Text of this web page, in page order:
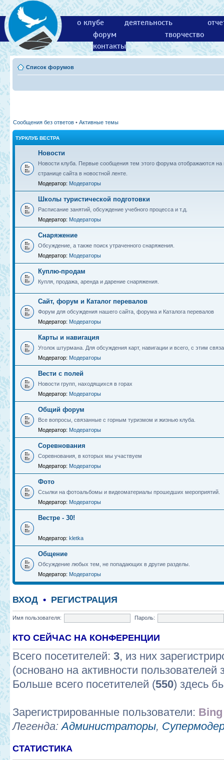
о клубе деятельность
форум
творчество
контакты
Список форумов
Сообщения без ответов • Активные темы
ТУРКЛУБ ВЕСТРА
Новости
Новости клуба. Первые сообщения тем этого форума отображаются на
странице сайта в новостной ленте.
Модератор: Модераторы
Школы туристической подготовки
Расписание занятий, обсуждение учебного процесса и т.д.
Модератор: Модераторы
Снаряжение
Обсуждение, а также поиск утраченного снаряжения.
Модератор: Модераторы
Куплю-продам
Купля, продажа, аренда и дарение снаряжения.
Сайт, форум и Каталог перевалов
Форум для обсуждения нашего сайта, форума и Каталога перевалов
Модератор: Модераторы
Карты и навигация
Уголок штурмана. Для обсуждения карт, навигации и всего, с этим
Модератор: Модераторы
Вести с полей
Новости групп, находящихся в горах
Модератор: Модераторы
Общий форум
Все вопросы, связанные с горным туризмом и жизнью клуба.
Модератор: Модераторы
Соревнования
Соревнования, в которых мы участвуем
Модератор: Модераторы
Фото
Ссылки на фотоальбомы и видеоматериалы прошедших мероприятий.
Модератор: Модераторы
Вестре - 30!
Модератор: kletka
Общение
Обсуждение любых тем, не попадающих в другие разделы.
Модератор: Модераторы
ВХОД • РЕГИСТРАЦИЯ
Имя пользователя: Пароль:
КТО СЕЙЧАС НА КОНФЕРЕНЦИИ
Всего посетителей: 3, из них
(основано на активности пользователей
Больше всего посетителей (550) здесь
Зарегистрированные пользователи:
Легенда:Администраторы,
СТАТИСТИКА